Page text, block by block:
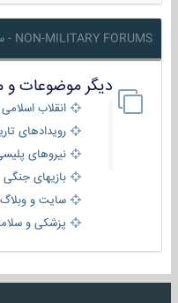
NON-MILITARY FORUMS - سایر بخشها
دیگر موضوعات و
انقلاب اسلامی
رویدادهای
نیروهای پلیسی
بازیهای جنگی
سایت و وبلاگ ها
پزشکی و